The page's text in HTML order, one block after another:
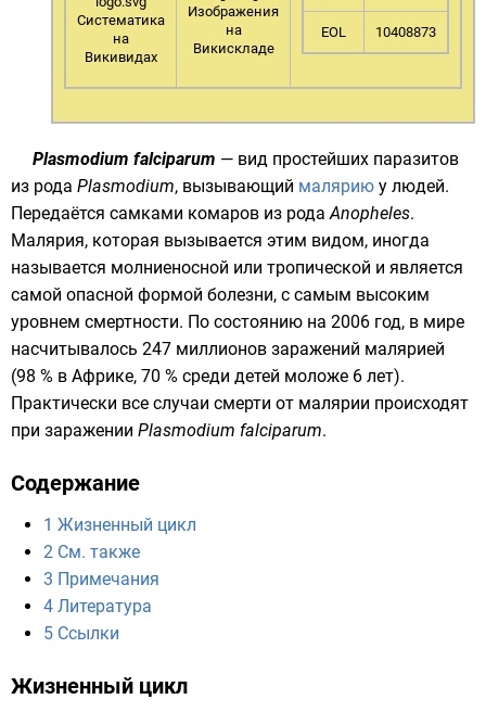
Систематика
на
Викивидах
Изображения
на
Викискладе
EOL 10408873
Plasmodium falciparum — вид простейших паразитов
из рода Plasmodium, вызывающий малярию у людей.
Передаётся самками комаров из родаAnopheles.
Малярия, которая вызывается этим видом, иногда
называется молниеносной или тропической и является
самой опасной формой болезни, с самым высоким
уровнем смертности. По состоянию на 2006 год, в мире
насчитывалось 247 миллионов заражений малярией
(98 % в Африке, 70 % среди детей моложе 6 лет).
Практически все случаи смерти от малярии происходят
при заражении Plasmodium falciparum.
Содержание
1 Жизненный цикл
2 См. также
3 Примечания
4 Литература
5 Ссылки
Жизненный цикл